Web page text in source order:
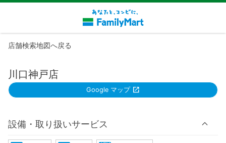
店舗検索地図へ戻る
川口神戸店
Google マップ
設備・取り扱いサービス